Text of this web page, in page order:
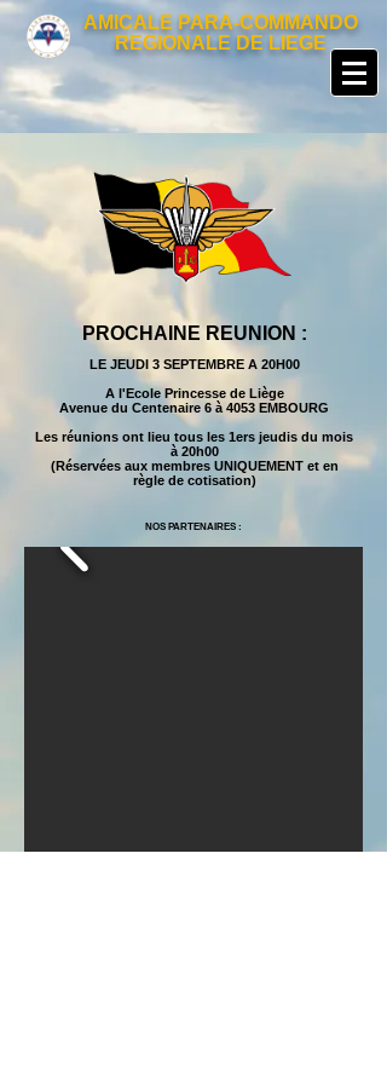
AMICALE PARA-COMMANDO
REGIONALE DE LIEGE
PROCHAINE REUNION :
LE JEUDI 3 SEPTEMBRE A 20H00
A l'Ecole Princesse de Liège
Avenue du Centenaire 6 à 4053 EMBOURG
Les réunions ont lieu tous les 1ers jeudis du mois
à 20h00
(Réservées aux membres UNIQUEMENT et en
règle de cotisation)
NOS PARTENAIRES :